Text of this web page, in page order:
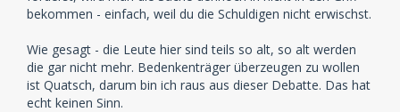
bekommen - einfach, weil du die Schuldigen nicht erwischst.
Wie gesagt - die Leute hier sind teils so alt, so alt werden
die gar nicht mehr. Bedenkenträger überzeugen zu wollen
ist Quatsch, darum bin ich raus aus dieser Debatte. Das hat
echt keinen Sinn.